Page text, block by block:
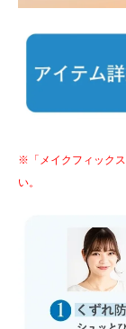
※「メイクフィック
い。